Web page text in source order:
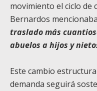
movimiento el ciclo de
Bernardos
traslado más
abuelos a hijos y
Este cambio
demanda seguirá